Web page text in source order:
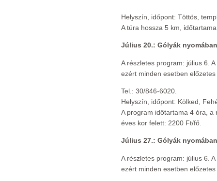
Helyszín, időpont: Töttös,
A túra hossza 5 km,
Július 20.: Gólyák
A részletes program: július 6.
ezért minden esetben
Tel.: 30/846-6020.
Helyszín, időpont: Kölked,
A program időtartama 4 óra,
éves kor felett: 2200 Ft/fő.
Július 27.: Gólyák
A részletes program: július 6.
ezért minden esetben